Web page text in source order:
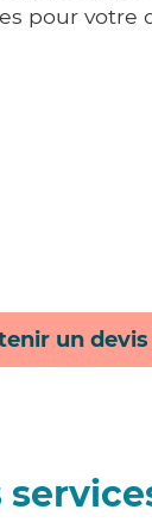
pour votre
un devis